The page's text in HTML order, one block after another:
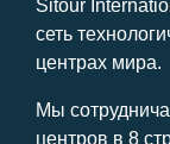
Sitour
сеть
центрах мира.
Мы
центров в 8